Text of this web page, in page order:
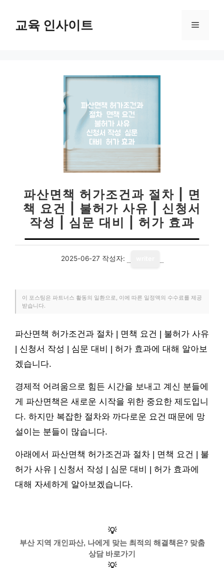
교육 인사이트 메
파산면책 허가조건과 절차 | 면
책 요건 | 불허가 사유 | 신청서
작성 | 심문 대비 | 허가 효과
2025-06-27 작성자:
이 포스팅은 파트너스 활동의 일환으로, 이에 따른 일정액의 수수료를 제공
받습니다.
파산면책 허가조건과 절차 | 면책 요건 | 불허가 사유
| 신청서 작성 | 심문 대비 | 허가 효과에 대해 알아보
겠습니다.
경제적 어려움으로 힘든 시간을 보내고 계신 분들에
게 파산면책은 새로운 시작을 위한 중요한 제도입니
다. 하지만 복잡한 절차와 까다로운 요건 때문에 망
설이는 분들이 많습니다.
아래에서 파산면책 허가조건과 절차 | 면책 요건 | 불
허가 사유 | 신청서 작성 | 심문 대비 | 허가 효과에
대해 자세하게 알아보겠습니다.
💡
부산 지역 개인파산, 나에게 맞는 최적의 해결책은? 맞춤
상담 바로가기